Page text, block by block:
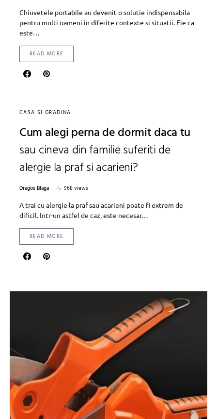
Chiuvetele portabile au devenit o solutie indispensabila
pentru multi oameni in diferite contexte si situatii. Fie ca
este…
READ MORE
CASA SI GRADINA
Cum alegi perna de dormit daca tu
sau cineva din familie suferiti de
alergie la praf si acarieni?
Dragos Blaga
968 views
A trai cu alergie la praf sau acarieni poate fi extrem de
dificil. Intr-un astfel de caz, este necesar…
READ MORE